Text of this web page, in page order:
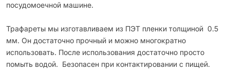
посудомоечной машине.
Трафареты мы изготавливаем из ПЭТ пленки толщиной 0.5
мм. Он достаточно прочный и можно многократно
использовать. После использования достаточно просто
помыть водой. Безопасен при контактировании с пищей.